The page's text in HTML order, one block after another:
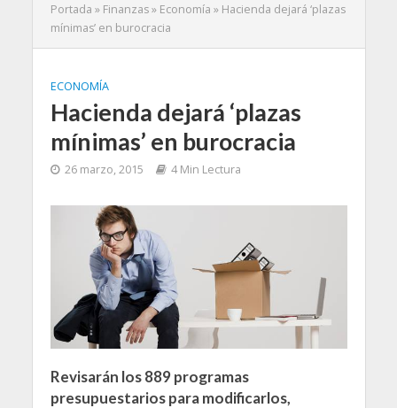
Portada » Finanzas» Economía » Hacienda dejará ‘plazas
mínimas’ en burocracia
ECONOMÍA
Hacienda dejará ‘plazas
mínimas’ en burocracia
26 marzo, 2015 4 Min Lectura
Revisarán los 889 programas
presupuestarios para modificarlos,